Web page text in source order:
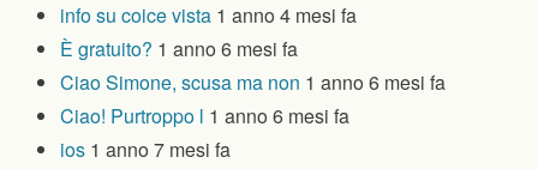
info su coice vista 1 anno 4 mesi fa
È gratuito? 1 anno 6 mesi fa
Ciao Simone, scusa ma non 1 anno 6 mesi fa
Ciao! Purtroppo l 1 anno 6 mesi fa
ios 1 anno 7 mesi fa